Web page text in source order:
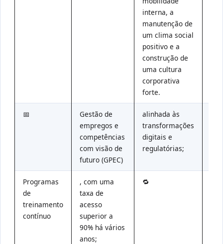
interna, a
manutenção de
um clima social
positivo e a
construção de
uma cultura
corporativa
forte.
📅
Gestão de
empregos e
competências
com visão de
futuro (GPEC)
alinhada às
transformações
digitais e
regulatórias;
Programas
de
treinamento
contínuo
, com uma
taxa de
acesso
superior a
90% há vários
anos;
🔁